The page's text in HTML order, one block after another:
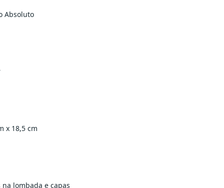
Absoluto
x 18,5 cm
na lombada e capas